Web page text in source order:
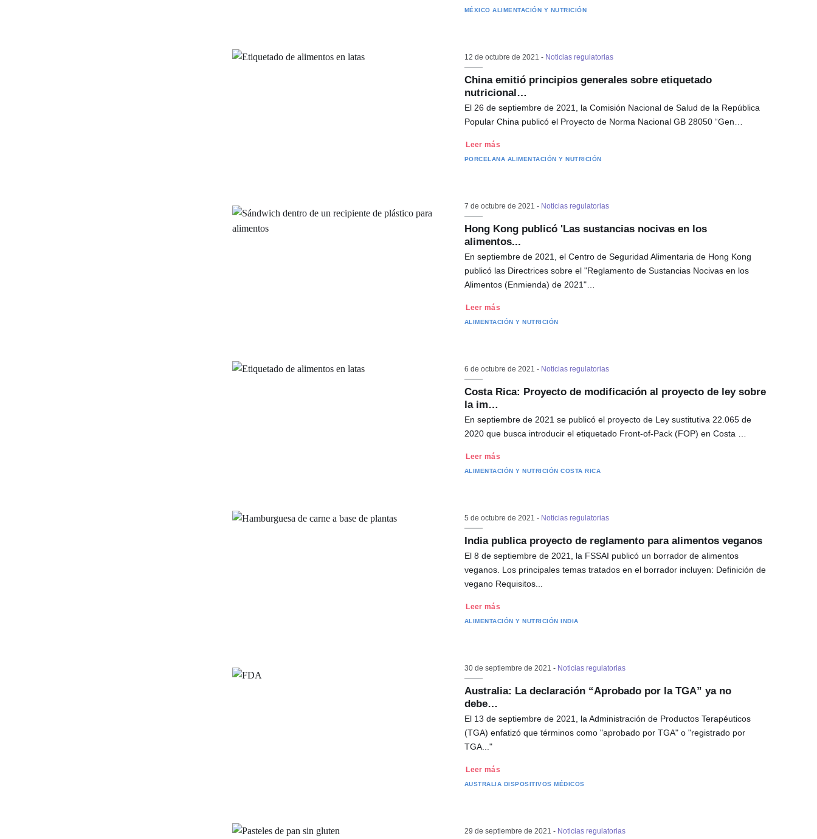
MÉXICO ALIMENTACIÓN Y NUTRICIÓN
12 de octubre de 2021 - Noticias regulatorias
China emitió principios generales sobre etiquetado
nutricional…
El 26 de septiembre de 2021, la Comisión Nacional de Salud de la República
Popular China publicó el Proyecto de Norma Nacional GB 28050 “Gen…
Leer más
PORCELANA ALIMENTACIÓN Y NUTRICIÓN
7 de octubre de 2021 - Noticias regulatorias
Hong Kong publicó 'Las sustancias nocivas en los
alimentos...
En septiembre de 2021, el Centro de Seguridad Alimentaria de Hong Kong
publicó las Directrices sobre el "Reglamento de Sustancias Nocivas en los
Alimentos (Enmienda) de 2021"…
Leer más
ALIMENTACIÓN Y NUTRICIÓN
6 de octubre de 2021 - Noticias regulatorias
Costa Rica: Proyecto de modificación al proyecto de ley sobre
la im…
En septiembre de 2021 se publicó el proyecto de Ley sustitutiva 22.065 de
2020 que busca introducir el etiquetado Front-of-Pack (FOP) en Costa …
Leer más
ALIMENTACIÓN Y NUTRICIÓN COSTA RICA
5 de octubre de 2021 - Noticias regulatorias
India publica proyecto de reglamento para alimentos veganos
El 8 de septiembre de 2021, la FSSAI publicó un borrador de alimentos
veganos. Los principales temas tratados en el borrador incluyen: Definición de
vegano Requisitos...
Leer más
ALIMENTACIÓN Y NUTRICIÓN INDIA
30 de septiembre de 2021 - Noticias regulatorias
Australia: La declaración “Aprobado por la TGA” ya no
debe…
El 13 de septiembre de 2021, la Administración de Productos Terapéuticos
(TGA) enfatizó que términos como "aprobado por TGA" o "registrado por
TGA..."
Leer más
AUSTRALIA DISPOSITIVOS MÉDICOS
29 de septiembre de 2021 - Noticias regulatorias